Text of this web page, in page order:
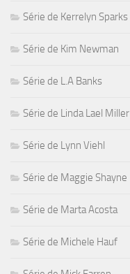
Série de Kerrelyn Sparks
Série de Kim Newman
Série de L.A Banks
Série de Linda Lael Miller
Série de Lynn Viehl
Série de Maggie Shayne
Série de Marta Acosta
Série de Michele Hauf